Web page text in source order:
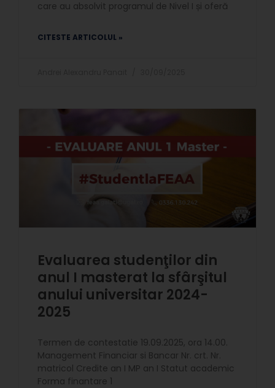
care au absolvit programul de Nivel I și oferă
CITESTE ARTICOLUL »
Evaluarea studenţilor din
anul I masterat la sfârşitul
anului universitar 2024-
2025
Termen de contestatie 19.09.2025, ora 14.00.
Management Financiar si Bancar Nr. crt. Nr.
matricol Credite an I MP an I Statut academic
Forma finantare 1